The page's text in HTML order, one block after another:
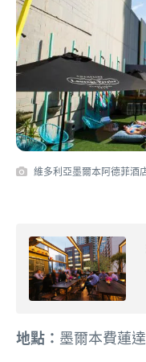
維多利亞墨爾本阿德菲
地點： 墨爾本費蓮